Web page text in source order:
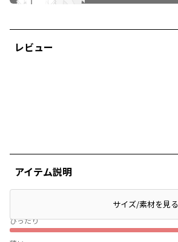
レビュー
ぴったり
アイテム説明
サイズ/素材を見る